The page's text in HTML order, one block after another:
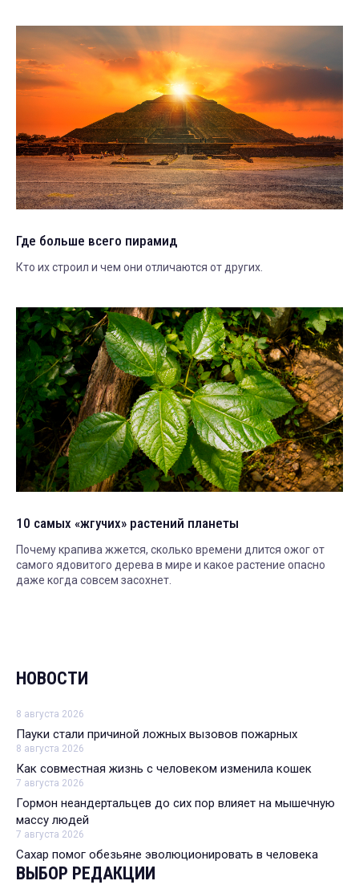
Где больше всего пирамид
Кто их строил и чем они отличаются от других.
10 самых «жгучих» растений планеты
Почему крапива жжется, сколько времени длится ожог от
самого ядовитого дерева в мире и какое растение опасно
даже когда совсем засохнет.
НОВОСТИ
8 августа 2026
Пауки стали причиной ложных вызовов пожарных
8 августа 2026
Как совместная жизнь с человеком изменила кошек
7 августа 2026
Гормон неандертальцев до сих пор влияет на мышечную
массу людей
7 августа 2026
Сахар помог обезьяне эволюционировать в человека
ВЫБОР РЕДАКЦИИ